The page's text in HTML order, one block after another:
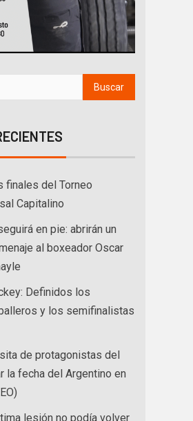
finales del Torneo
Capitalino
en pie: abrirán un
al boxeador Oscar
Definidos los
y los semifinalistas
de protagonistas del
la fecha del Argentino en
lesión no podía volver